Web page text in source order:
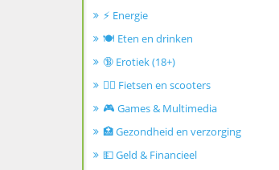
⚡ Energie
🍽️ Eten en drinken
🔞 Erotiek (18+)
🚴‍♂️ Fietsen en scooters
🎮 Games & Multimedia
🏥 Gezondheid en verzorging
💵 Geld & Financieel